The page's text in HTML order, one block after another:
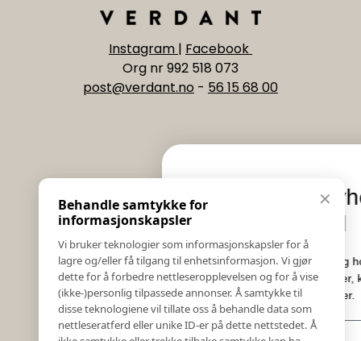
Instagram | Facebook
Org nr 992 518 073
post@verdant.no - 56 15 68 00
Informasjon
Salgs & Leveringsbetingelser
Registrer reklamasjon eller retur
Kontakt Oss
Bildebank
Følg Oss
Prislister
Etiske Retningslinjer
✕
Behandle samtykke for
informasjonskapsler
Vi bruker teknologier som informasjonskapsler for å
lagre og/eller få tilgang til enhetsinformasjon. Vi gjør
dette for å forbedre nettleseropplevelsen og for å vise
(ikke-)personlig tilpassede annonser. Å samtykke til
disse teknologiene vil tillate oss å behandle data som
nettleseratferd eller unike ID-er på dette nettstedet. Å
Eksklusive nyheter og
Meld deg på vårt nyhetsbrev og hold deg
Her får du innblikk i nyheter, kampanjer og
konkurranser.
E-post